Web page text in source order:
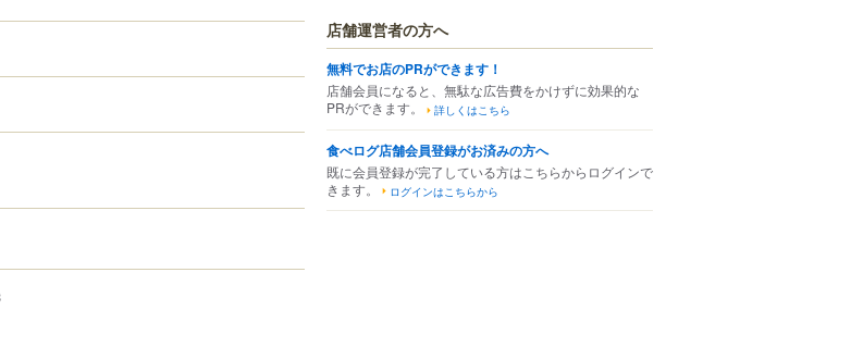
店舗運営者の方へ
無料でお店のPRができます！
店舗会員になると、無駄な広告費をかけずに効果的な
PRができます。
詳しくはこちら
食べログ店舗会員登録がお済みの方へ
既に会員登録が完了している方はこちらからログインで
きます。
ログインはこちらから